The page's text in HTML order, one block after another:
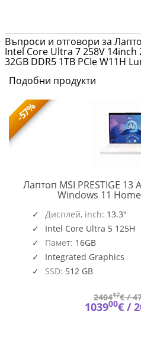
Въпроси и отговори за
Intel Core Ultra 7 258V 14inch
32GB DDR5 1TB PCIe W11H
Подобни продукти
-57%
Лаптоп MSI PRESTIGE 13
Windows 11
Дисплей, inch: 13.3"
Intel Core Ultra 5 125H
Памет: 16GB
Integrated Graphics
SSD: 512 GB
240417€ /
103900€ /